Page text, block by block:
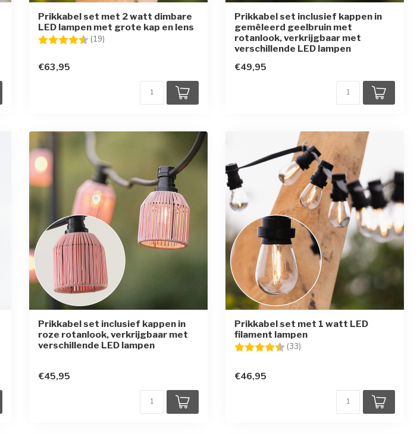
Prikkabel set met 2 watt dimbare
LED lampen met grote kap en lens
Beoordeling: (19)
€63,95
Prikkabel set inclusief kappen in
gemêleerd geelbruin met
rotanlook, verkrijgbaar met
verschillende LED lampen
€49,95
Prikkabel set inclusief kappen in
roze rotanlook, verkrijgbaar met
verschillende LED lampen
€45,95
Prikkabel set met 1 watt LED
filament lampen
Beoordeling: (33)
€46,95